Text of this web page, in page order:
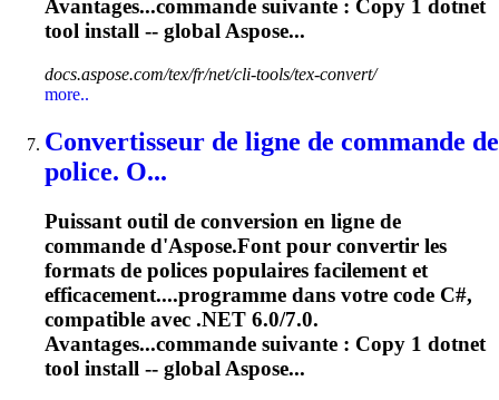
Avantages...commande suivante : Copy 1 dotnet
tool install -- global Aspose...
docs.aspose.com/tex/fr/net/cli-tools/tex-convert/
more..
Convertisseur de ligne de commande de
police. O...
Puissant outil de conversion en ligne de
commande d'Aspose.Font pour convertir les
formats de polices populaires facilement et
efficacement....programme dans votre code C#,
compatible avec .NET 6.0/7.0.
Avantages...commande suivante : Copy 1 dotnet
tool install -- global Aspose...